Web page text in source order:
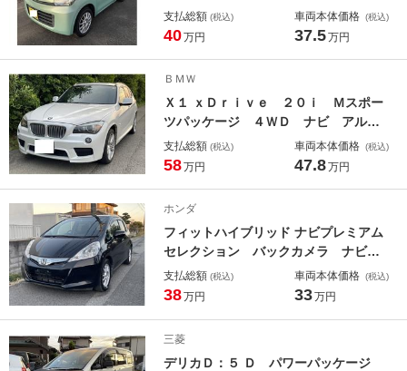
アイドリングストップ ベンチシー
ト ＣＶＴ 盗難防止システム ＡＢ
パワーウィンドウ
支払総額 (税込)
40万円
車両本体価格 (税込)
37.5万円
ＢＭＷ
Ｘ１ ｘＤｒｉｖｅ ２０ｉ Ｍスポー
ツパッケージ ４ＷＤ ナビ アルミ
ホイール オートライト ＨＩＤ Ａ
Ｔ 盗難防止システム ＣＤ ＵＳ
ＢＳ ＥＳＣ エアコン パワーステ
アリング
支払総額 (税込)
58万円
車両本体価格 (税込)
47.8万円
ホンダ
フィットハイブリッド ナビプレミアム
セレクション バックカメラ ナビ
ＴＶ オートクルーズコントロール
オートライト ＨＩＤ スマートキ
衝突安全ボディ アルミホイール
支払総額 (税込)
38万円
車両本体価格 (税込)
33万円
三菱
デリカＤ：５ Ｄ パワーパッケージ